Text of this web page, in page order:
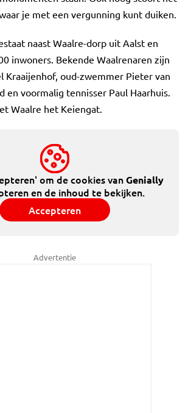
je met een vergunning kunt duiken.
naast Waalre-dorp uit Aalst en
inwoners. Bekende Waalrenaren zijn
Kraaijenhof, oud-zwemmer Pieter van
en voormalig tennisser Paul Haarhuis.
Waalre het Keiengat.
om de cookies vanGenially
en de inhoud te bekijken.
Accepteren
Advertentie